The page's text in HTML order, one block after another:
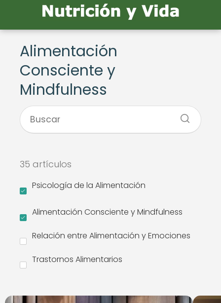
Alimentación
Consciente y
Mindfulness
35 artículos
Psicología de la Alimentación
Alimentación Consciente y Mindfulness
Relación entre Alimentación y Emociones
Trastornos Alimentarios